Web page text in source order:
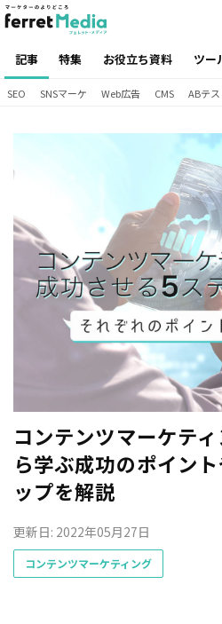
記事 特集 お役立ち資料 ツー
SEO SNSマーケ Web広告 CMS ABテ
コンテンツマーケテ
ら学ぶ成功のポイン
ップを解説
更新日: 2022年05月27日
コンテンツマーケティング